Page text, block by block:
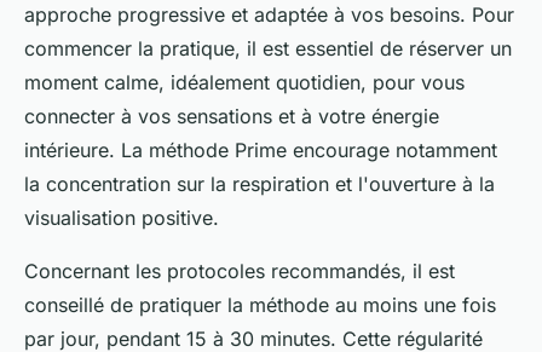
approche progressive et adaptée à vos besoins. Pour
commencer la pratique, il est essentiel de réserver un
moment calme, idéalement quotidien, pour vous
connecter à vos sensations et à votre énergie
intérieure. La méthode Prime encourage notamment
la concentration sur la respiration et l'ouverture à la
visualisation positive.
Concernant les protocoles recommandés, il est
conseillé de pratiquer la méthode au moins une fois
par jour, pendant 15 à 30 minutes. Cette régularité